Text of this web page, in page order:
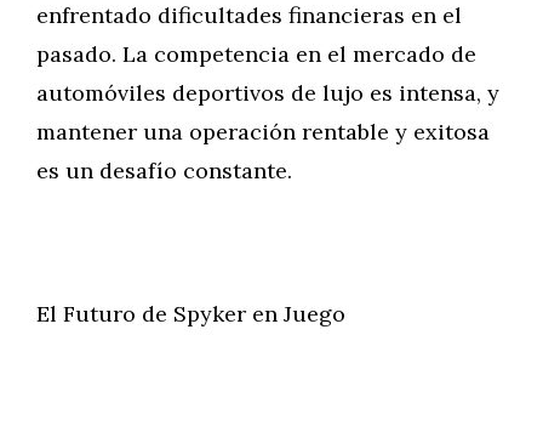
enfrentado dificultades financieras en el
pasado. La competencia en el mercado de
automóviles deportivos de lujo es intensa, y
mantener una operación rentable y exitosa
es un desafío constante.
El Futuro de Spyker en Juego